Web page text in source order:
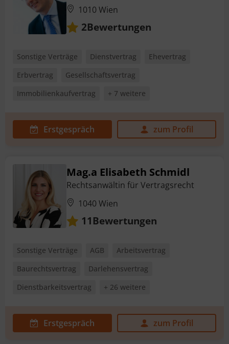
1010 Wien
2Bewertungen
Sonstige Verträge Dienstvertrag
Ehevertrag
Erbvertrag
Gesellschaftsvertrag
Immobilienkaufvertrag
+ 7 weitere
Erstgespräch zum Profil
Mag.a Elisabeth Schmidl
Rechtsanwältin für Vertragsrecht
1040 Wien
11Bewertungen
Sonstige Verträge AGB
Arbeitsvertrag
Baurechtsvertrag
Darlehensvertrag
Dienstbarkeitsvertrag
+ 26 weitere
Erstgespräch zum Profil